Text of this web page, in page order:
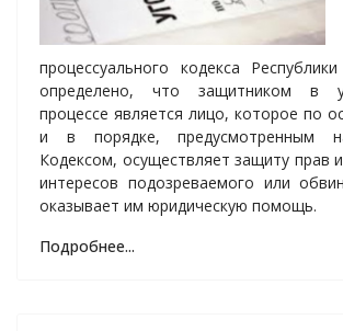
процессуального кодекса
определено, что защитником в
процессе является лицо, которое по
и в порядке, предусмотренным
Кодексом, осуществляет защиту прав
интересов подозреваемого или
оказывает им юридическую помощь.
Подробнее...